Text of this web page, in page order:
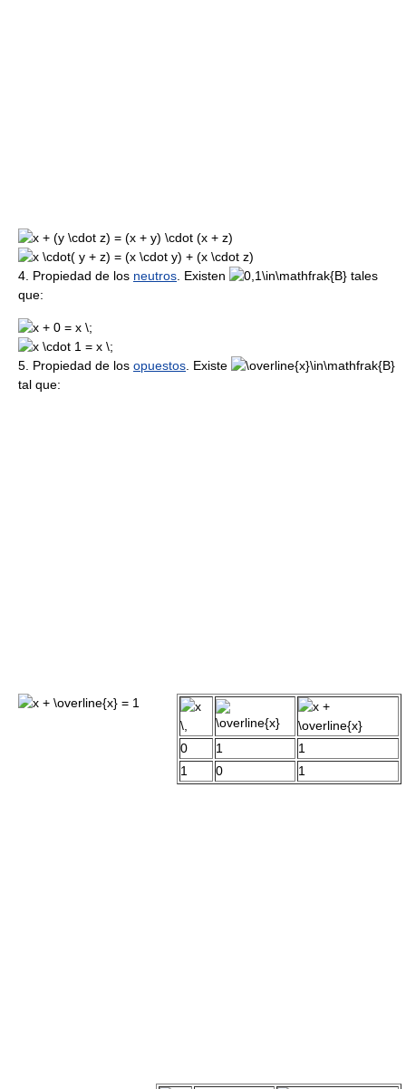
4. Propiedad de los neutros . Existen
tales
que:
5. Propiedad de los opuestos . Existe
tal que:
0 1
1
1
0 1